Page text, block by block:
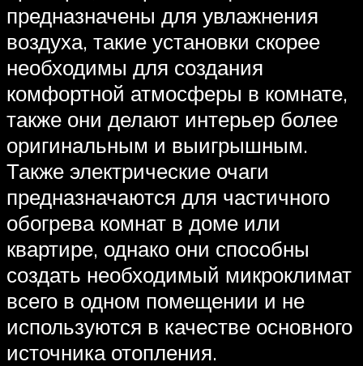
предназначены для увлажнения
воздуха, такие установки скорее
необходимы для создания
комфортной атмосферы в комнате,
также они делают интерьер более
оригинальным и выигрышным.
Также электрические очаги
предназначаются для частичного
обогрева комнат в доме или
квартире, однако они способны
создать необходимый микроклимат
всего в одном помещении и не
используются в качестве основного
источника отопления.